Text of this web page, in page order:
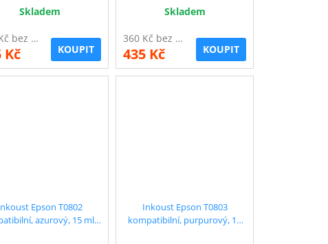
Skladem
335 Kč bez DPH
Kč KOUPIT
Skladem
360 Kč bez DPH
435 Kč KOUPIT
Epson T0802
azurový, 15 ml !!
Inkoust Epson T0803
kompatibilní, purpurový, 15